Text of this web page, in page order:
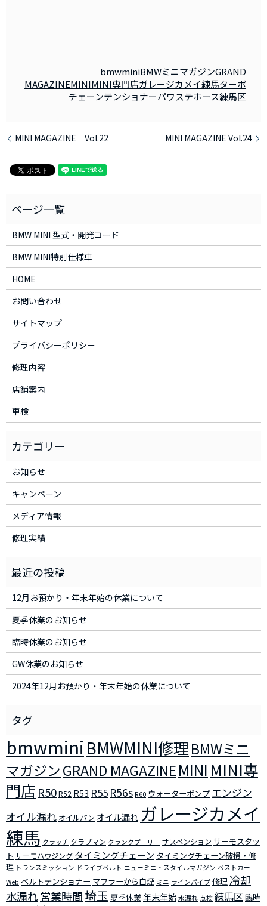
bmwminiBMWミニマガジンGRAND
MAGAZINEMINIMINI専門店ガレージカメイ練馬ターボ
チェーンテンショナーパワステホース練馬区
MINI MAGAZINE Vol.22 MINI MAGAZINE Vol.24
BMW MINI 型式・開発コード
BMW MINI特別仕様車
HOME
お問い合わせ
サイトマップ
プライバシーポリシー
修理内容
店舗案内
車検
お知らせ
キャンペーン
メディア情報
修理実績
12月お預かり・年末年始の休業について
夏季休業のお知らせ
臨時休業のお知らせ
GW休業のお知らせ
2024年12月お預かり・年末年始の休業について
bmwmini BMWMINI修理BMWミニ
マガジンGRAND MAGAZINEMINI MINI専
門店 R50R52 R53 R55 R56s R60 ウォーターポンプ エンジン
オイル漏れ オイルパン オイル漏れ ガレージカメイ
練馬 クラッチ クラブマン クランクプーリー サスペンション サーモスタッ
ト サーモハウジング タイミングチェーン タイミングチェーン破損・修
理 トランスミッション ドライブベルト ニューミニ・スタイルマガジン ベストカー
Web ベルトテンショナー マフラーから白煙 ミニ ラインパイプ 修理冷却
水漏れ営業時間埼玉 夏季休業年末年始 水漏れ 点検 練馬区臨時